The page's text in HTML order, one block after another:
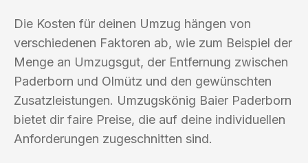
Die Kosten für deinen Umzug hängen von
verschiedenen Faktoren ab, wie zum Beispiel der
Menge an Umzugsgut, der Entfernung zwischen
Paderborn und Olmütz und den gewünschten
Zusatzleistungen. Umzugskönig Baier Paderborn
bietet dir faire Preise, die auf deine individuellen
Anforderungen zugeschnitten sind.